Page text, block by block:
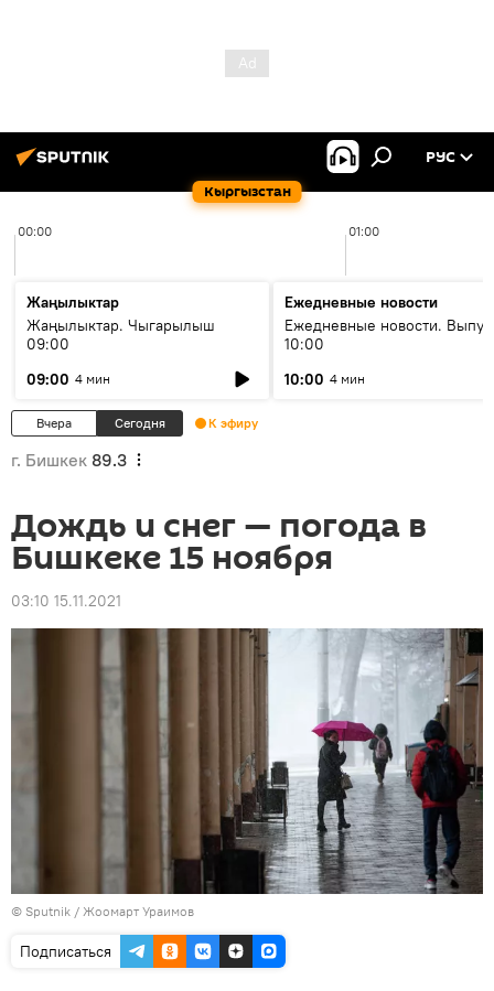
Кыргызстан
РУС
00:00 01:00
Жаңылыктар
Жаңылыктар. Чыгарылыш
09:00
09:00 4 мин
Ежедневные новости
Ежедневные новости.
10:00
10:00 4 мин
Вчера Сегодня К эфиру
г. Бишкек 89.3
Дождь и снег — погода в
Бишкеке 15 ноября
03:10 15.11.2021
© Sputnik / Жоомарт Ураимов
Подписаться